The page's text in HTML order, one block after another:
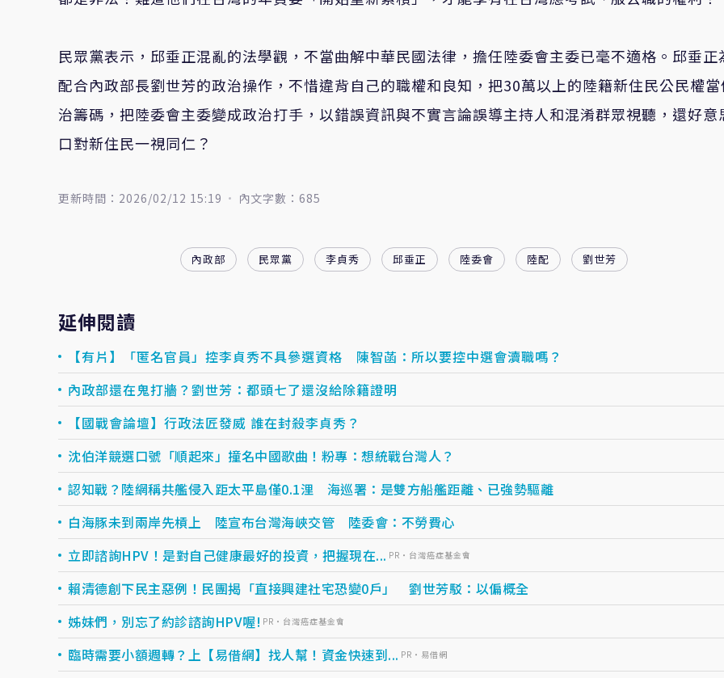
民眾黨表示，邱垂正混亂的法學觀，不當曲解中華民國法律，擔任陸委會主委已毫不適格。邱垂正
配合內政部長劉世芳的政治操作，不惜違背自己的職權和良知，把30萬以上的陸籍新住民公民權
治籌碼，把陸委會主委變成政治打手，以錯誤資訊與不實言論誤導主持人和混淆群眾視聽，還好意
口對新住民一視同仁？
更新時間：2026/02/12 15:19 內文字數：685
內政部 民眾黨 李貞秀 邱垂正 陸委會 陸配 劉世芳
延伸閱讀
【有片】「匿名官員」控李貞秀不具參選資格 陳智菡：所以要控中選會瀆職嗎？
內政部還在鬼打牆？劉世芳：都頭七了還沒給除籍證明
【國戰會論壇】行政法匠發威 誰在封殺李貞秀？
沈伯洋競選口號「順起來」撞名中國歌曲！粉專：想統戰台灣人？
認知戰？陸網稱共艦侵入距太平島僅0.1浬 海巡署：是雙方船艦距離、已強勢驅離
白海豚未到兩岸先槓上 陸宣布台灣海峽交管 陸委會：不勞費心
立即諮詢HPV！是對自己健康最好的投資，把握現在... PR・台灣癌症基金會
賴清德創下民主惡例！民團揭「直接興建社宅恐變0戶」 劉世芳駁：以偏概全
姊妹們，別忘了約診諮詢HPV喔! PR・台灣癌症基金會
臨時需要小額週轉？上【易借網】找人幫！資金快速到... PR・易借網